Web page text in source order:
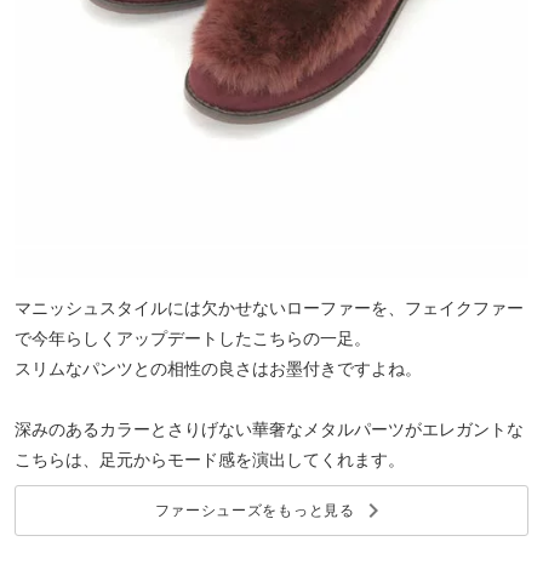
マニッシュスタイルには欠かせないローファーを、フェイクファー
で今年らしくアップデートしたこちらの一足。
スリムなパンツとの相性の良さはお墨付きですよね。
深みのあるカラーとさりげない華奢なメタルパーツがエレガントな
こちらは、足元からモード感を演出してくれます。
ファーシューズをもっと見る keyboard_arrow_right